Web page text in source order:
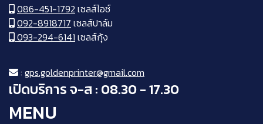
086-451-1792 เซลส์ไอซ์
092-8918717 เซลส์ปาล์ม
093-294-6141 เซลส์กุ้ง
: gps.goldenprinter@gmail.com
เปิดบริการ จ-ส : 08.30 - 17.30
MENU